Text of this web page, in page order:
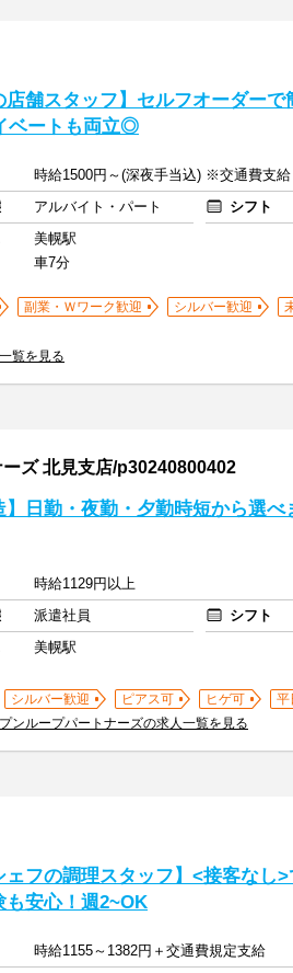
店舗スタッフ】セルフオーダー
ベートも両立◎
時給1500円～(深夜手当込) ※交通費支給
アルバイト・パート シフト
美幌駅
車7分
副業・Ｗワーク歓迎 シルバー歓迎
覧を見る
ズ 北見支店/p30240800402
】日勤・夜勤・夕勤時短から選
時給1129円以上
派遣社員 シフト
美幌駅
シルバー歓迎 ピアス可 ヒゲ可
平
ンループパートナーズの求人一覧を見る
ェフの調理スタッフ】<接客なし
も安心！週2~OK
時給1155～1382円＋交通費規定支給